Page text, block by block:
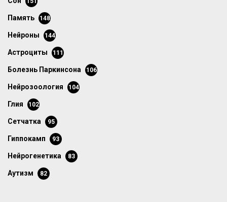
память 148
нейроны 144
астроциты 111
болезнь Паркинсона 106
нейрозоология 104
глия 102
сетчатка 95
гиппокамп 93
нейрогенетика 83
аутизм 82